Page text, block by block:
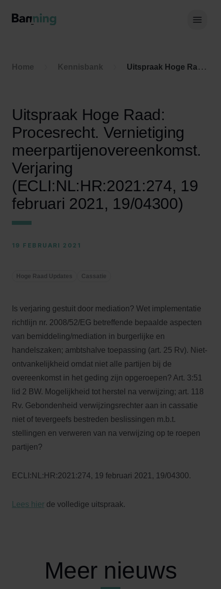
Home Kennisbank Uitspraak Hoge Raad: Procesrecht. Vernietiging meerpartijenovereenkomst. Verjaring (ECLI:NL:HR:2021:274, 19 februari 2021, 19/04300)
Uitspraak Hoge Raad:
Procesrecht. Vernietiging
meerpartijenovereenkomst.
Verjaring
(ECLI:NL:HR:2021:274, 19
februari 2021, 19/04300)
19 FEBRUARI 2021
Hoge Raad Updates Cassatie
Is verjaring gestuit door mediation? Wet implementatie
richtlijn nr. 2008/52/EG betreffende bepaalde aspecten
van bemiddeling/mediation in burgerlijke en
handelszaken; ambtshalve toepassing (art. 25 Rv). Niet-
ontvankelijkheid omdat niet alle partijen bij de
overeenkomst in het geding zijn opgeroepen? Art. 3:51
lid 2 BW. Mogelijkheid tot herstel na verwijzing; art. 118
Rv. Gebondenheid verwijzingsrechter aan in cassatie
niet of tevergeefs bestreden beslissingen m.b.t.
stellingen en verweren van na verwijzing op te roepen
partijen?
ECLI:NL:HR:2021:274, 19 februari 2021, 19/04300.
Lees hier de volledige uitspraak.
Meer nieuws